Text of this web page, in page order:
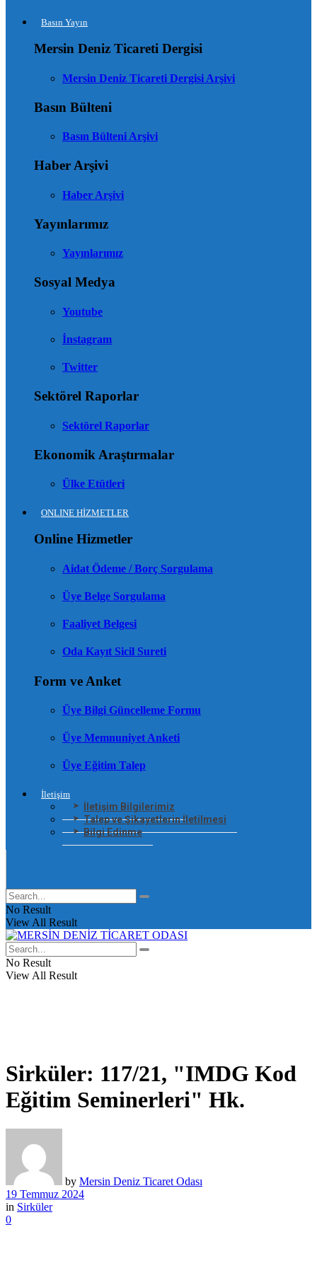
Basın Yayın
Mersin Deniz Ticareti Dergisi
Mersin Deniz Ticareti Dergisi Arşivi
Basın Bülteni
Basın Bülteni Arşivi
Haber Arşivi
Haber Arşivi
Yayınlarımız
Yayınlarımız
Sosyal Medya
Youtube
İnstagram
Twitter
Sektörel Raporlar
Sektörel Raporlar
Ekonomik Araştırmalar
Ülke Etütleri
ONLINE HİZMETLER
Online Hizmetler
Aidat Ödeme / Borç Sorgulama
Üye Belge Sorgulama
Faaliyet Belgesi
Oda Kayıt Sicil Sureti
Form ve Anket
Üye Bilgi Güncelleme Formu
Üye Memnuniyet Anketi
Üye Eğitim Talep
İletişim
İletişim Bilgilerimiz
Talep ve Şikayetlerin İletilmesi
Bilgi Edinme
No Result
View All Result
No Result
View All Result
Sirküler: 117/21, "IMDG Kod
Eğitim Seminerleri" Hk.
by Mersin Deniz Ticaret Odası
19 Temmuz 2024
in Sirküler
0